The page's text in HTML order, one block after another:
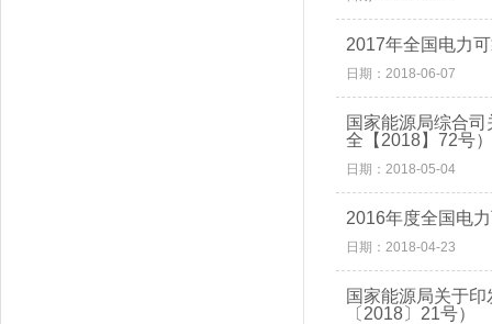
2017年全国电力
日期：2018-06-07
国家能源局综合
全【2018】72号
日期：2018-05-04
2016年度全国电
日期：2018-04-23
国家能源局关于
〔2018〕21号）